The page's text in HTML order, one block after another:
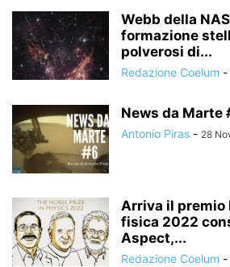
Webb della
formazione
polverosi di...
Redazione Coelum -
News da Marte
Antonio Piras - 28
Arriva il premio
fisica 2022
Aspect,...
Redazione Coelum -